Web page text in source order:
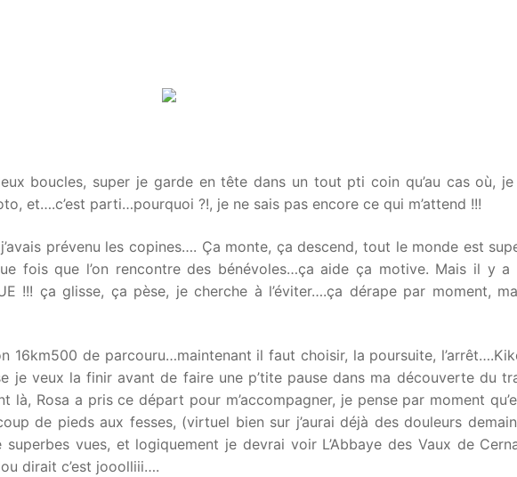
boucles, super je garde en tête dans un tout pti coin qu’au cas où, je
et….c’est parti…pourquoi ?!, je ne sais pas encore ce qui m’attend !!!
prévenu les copines…. Ça monte, ça descend, tout le monde est
fois que l’on rencontre des bénévoles…ça aide ça motive. Mais il y a
!!! ça glisse, ça pèse, je cherche à l’éviter….ça dérape par moment,
16km500 de parcouru…maintenant il faut choisir, la poursuite,
je veux la finir avant de faire une p’tite pause dans ma découverte du
là, Rosa a pris ce départ pour m’accompagner, je pense par moment
de pieds aux fesses, (virtuel bien sur j’aurai déjà des douleurs demain
vues, et logiquement je devrai voir L’Abbaye des Vaux de
dirait c’est jooolliii….